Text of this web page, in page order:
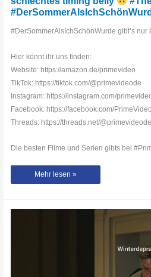
#DerSommerAlsIchSchönWurde gibt’s nur
Hier könnt ihr uns finden:
Website: https://amazon.de/primevideo
TikTok: https://tiktok.com/@primevideode
Instagram: https://instagram.com/
Facebook: https://facebook.com/
Threads: https://threads.net/@primevideode
Die besten Filme und Serien gibts bei
schlechtes
belly
#TheSummerITurnedPretty
#DerSommerAlsIchSchönWurde
Mehr lesen »